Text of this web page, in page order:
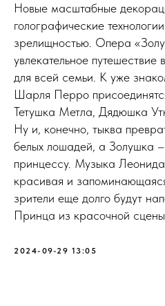
Новые масштабные
голографические
зрелищностью. Опера
увлекательное
для всей семьи. К уже
Шарля Перро
Тетушка Метла, Дядюшка
Ну и, конечно, тыква
белых лошадей, а Золушка
принцессу. Музыка
красивая и
зрители еще долго будут
Принца из красочной
2024-09-29 13:05